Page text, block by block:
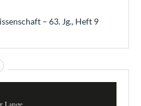
– 63. Jg., Heft 9